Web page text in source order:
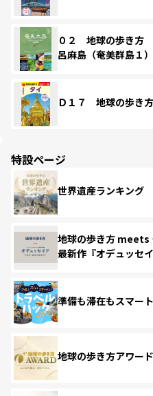
０２ 地球の歩き
呂麻島（奄美群島１
Ｄ１７ 地球の歩き
特設ページ
世界遺産ランキング
地球の歩き方 meets
最新作『オデュッセイ
準備も滞在もスマー
地球の歩き方アワー